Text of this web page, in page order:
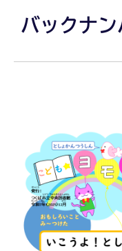
バックナン